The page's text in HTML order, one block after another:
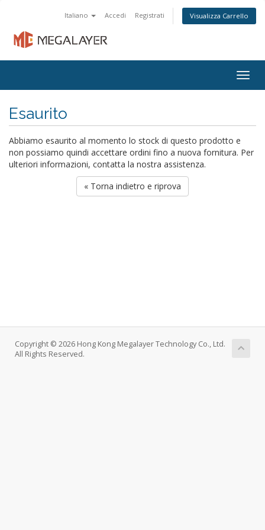
Italiano Accedi Registrati Visualizza Carrello
Esaurito
Abbiamo esaurito al momento lo stock di questo prodotto e
non possiamo quindi accettare ordini fino a nuova fornitura. Per
ulteriori informazioni, contatta la nostra assistenza.
« Torna indietro e riprova
Copyright © 2026 Hong Kong Megalayer Technology Co., Ltd.
All Rights Reserved.